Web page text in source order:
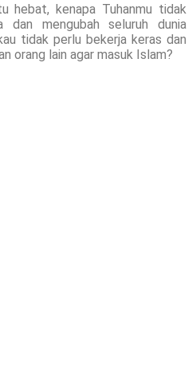
hebat, kenapa Tuhanmu tidak
dan mengubah seluruh dunia
tidak perlu bekerja keras dan
orang lain agar masuk Islam?